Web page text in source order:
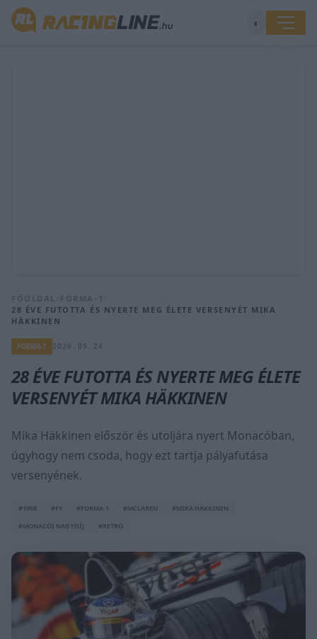
◐
FŐOLDAL FORMA-1
28 ÉVE FUTOTTA ÉS NYERTE MEG ÉLETE VERSENYÉT MIKA
HÄKKINEN
FORMA-1
28 ÉVE FUTOTTA ÉS NYERTE MEG ÉLETE
VERSENYÉT MIKA HÄKKINEN
Mika Häkkinen először és utoljára nyert Monacóban,
úgyhogy nem csoda, hogy ezt tartja pályafutása
versenyének.
#1998 #F1 #FORMA-1 #MCLAREN
#MIKA HÄKKINEN
#MONACÓI NAGYDÍJ
#RETRO